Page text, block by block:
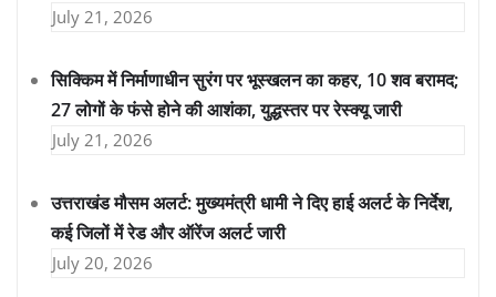
July 21, 2026
सिक्किम में निर्माणाधीन सुरंग पर भूस्खलन का कहर, 10 शव बरामद;
27 लोगों के फंसे होने की आशंका, युद्धस्तर पर रेस्क्यू जारी
July 21, 2026
उत्तराखंड मौसम अलर्ट: मुख्यमंत्री धामी ने दिए हाई अलर्ट के निर्देश,
कई जिलों में रेड और ऑरेंज अलर्ट जारी
July 20, 2026